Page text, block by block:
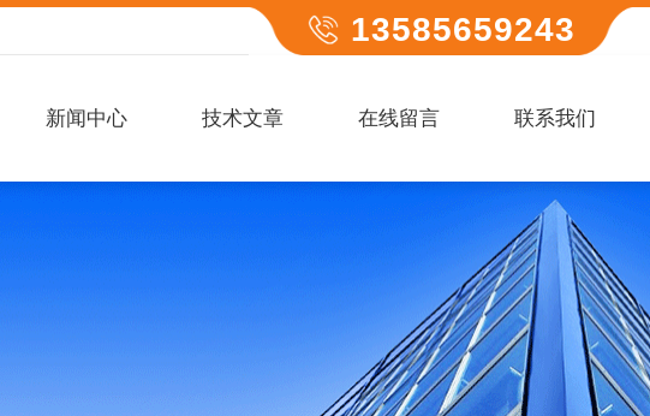
13585659243
新闻中心 技术文章 在线留言 联系我们